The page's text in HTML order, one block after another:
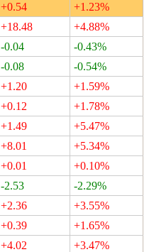
+0.54
+1.23%
+18.48
+4.88%
-0.04
-0.43%
-0.08
-0.54%
+1.20
+1.59%
+0.12
+1.78%
+1.49
+5.47%
+8.01
+5.34%
+0.01
+0.10%
-2.53
-2.29%
+2.36
+3.55%
+0.39
+1.65%
+4.02
+3.47%